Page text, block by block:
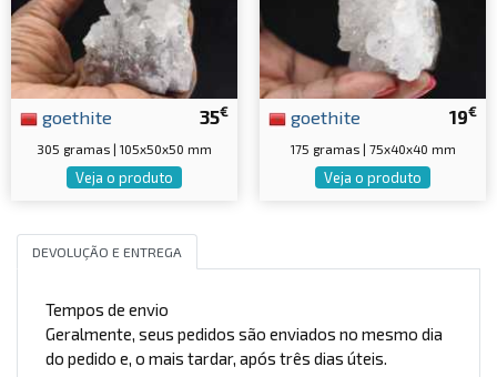
35€
goethite
305 gramas | 105x50x50 mm
Veja o produto
19€
goethite
175 gramas | 75x40x40 mm
Veja o produto
DEVOLUÇÃO E ENTREGA
Tempos de envio
Geralmente, seus pedidos são enviados no mesmo dia
do pedido e, o mais tardar, após três dias úteis.